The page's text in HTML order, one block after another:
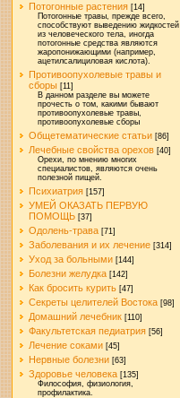
Потогонные растения [14]
Потогонные травы, прежде всего,
способствуют выведению жидкостей
из человеческого тела, иногда
потогонные средства являются
жаропонижающими (например,
ацетилсалициловая кислота).
Противоопухолевые травы и
сборы [11]
В данном разделе вы можете
прочесть о том, какими бывают
противоопухолевые травы,
противоопухолевые сборы
Общетематические статьи [86]
Лечебные свойства орехов [40]
Орехи, по мнению многих
специалистов, являются очень
полезной пищей.
Психиатрия [157]
УМЕЙ ОКАЗАТЬ ПЕРВУЮ
ПОМОЩЬ [37]
Одолень-трава [71]
Заболевания и их лечение [314]
Уход за больными [144]
Болезни желудка [142]
Как бросить курить [47]
Секреты целителей Востока [98]
Домашний лечебник [110]
Факультетская педиатрия [56]
Лечение соками [45]
Нервные болезни [63]
Здоровье человека [135]
Философия, физиология,
профилактика.